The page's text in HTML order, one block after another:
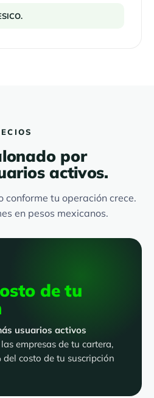
por
activos.
conforme tu operación crece.
en pesos mexicanos.
de tu
usuarios activos
empresas de tu cartera,
costo de tu suscripción